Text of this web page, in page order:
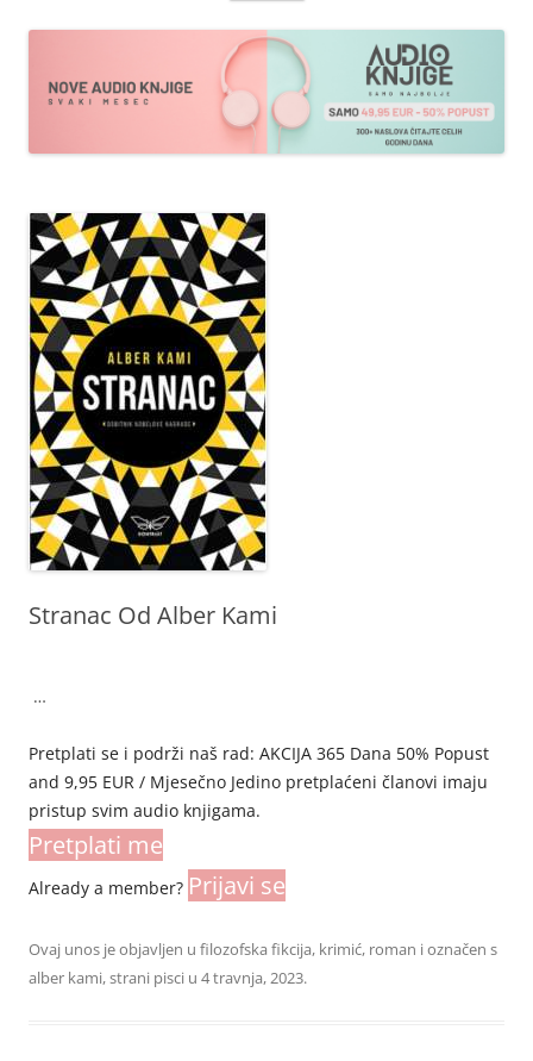
sadržaja
Stranac Od Alber Kami
…
Pretplati se i podrži naš rad: AKCIJA 365 Dana 50% Popust
and 9,95 EUR / Mjesečno Jedino pretplaćeni članovi imaju
pristup svim audio knjigama.
Pretplati me
Already a member? Prijavi se
Ovaj unos je objavljen u filozofska fikcija, krimić, roman i označen s
alber kami,strani pisci u 4 travnja, 2023.